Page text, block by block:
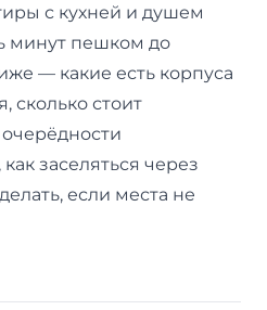
с кухней и душем
минут пешком до
— какие есть корпуса
сколько стоит
заселяться через
если места не